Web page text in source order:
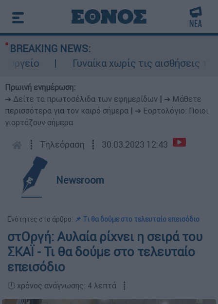
BREAKING NEWS:
Γυναίκα χωρίς τις αισθήσεις της
Πρωινή ενημέρωση:
➔ Δείτε τα πρωτοσέλιδα των εφημερίδων
➔ Μάθετε
περισσότερα για τον καιρό σήμερα
➔ Εορτολόγιο: Ποιοι
γιορτάζουν σήμερα
┋ Τηλεόραση ┋ 30.03.2023 12:43
Newsroom
Ενότητες στο άρθρο: 📌 Τι θα δούμε στο τελευταίο επεισόδιο
στΟργή: Αυλαία ρίχνει η σειρά του
ΣΚΑΪ - Τι θα δούμε στο τελευταίο
επεισόδιο
🕛 χρόνος ανάγνωσης: 4 λεπτά ┋